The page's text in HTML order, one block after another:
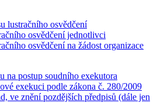
lustračního osvědčení
osvědčení jednotlivci
osvědčení na žádost organizace
na postup soudního exekutora
exekuci podle zákona č. 280/2009
ve znění pozdějších předpisů (dále jen